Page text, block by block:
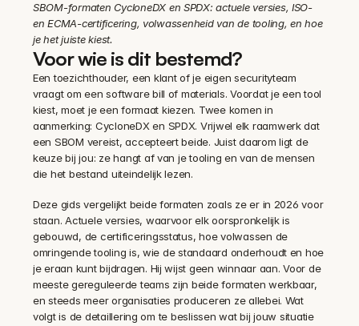
SBOM-formaten CycloneDX en SPDX: actuele versies, ISO-
en ECMA-certificering, volwassenheid van de tooling, en hoe
je het juiste kiest.
Voor wie is dit bestemd?
Een toezichthouder, een klant of je eigen securityteam
vraagt om een software bill of materials. Voordat je een tool
kiest, moet je een formaat kiezen. Twee komen in
aanmerking: CycloneDX en SPDX. Vrijwel elk raamwerk dat
een SBOM vereist, accepteert beide. Juist daarom ligt de
keuze bij jou: ze hangt af van je tooling en van de mensen
die het bestand uiteindelijk lezen.
Deze gids vergelijkt beide formaten zoals ze er in 2026 voor
staan. Actuele versies, waarvoor elk oorspronkelijk is
gebouwd, de certificeringsstatus, hoe volwassen de
omringende tooling is, wie de standaard onderhoudt en hoe
je eraan kunt bijdragen. Hij wijst geen winnaar aan. Voor de
meeste gereguleerde teams zijn beide formaten werkbaar,
en steeds meer organisaties produceren ze allebei. Wat
volgt is de detaillering om te beslissen wat bij jouw situatie